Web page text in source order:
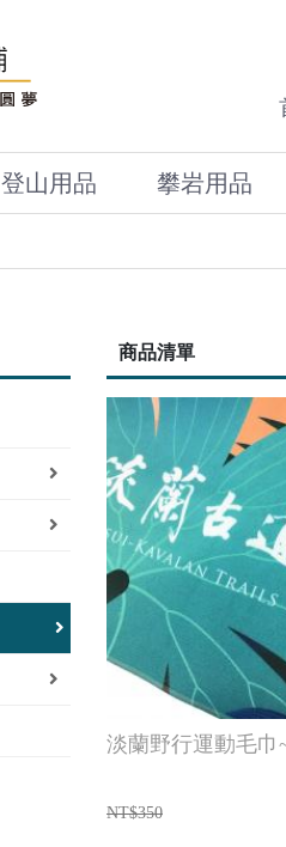
登山用品 攀岩用品
商品清單
淡蘭野行運動毛巾
NT$350